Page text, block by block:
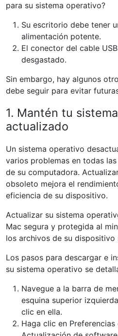
para su sistema operativo?
Su escritorio debe tener
alimentación potente.
El conector del cable
desgastado.
Sin embargo, hay algunos
debe seguir para evitar
1. Mantén tu
actualizado
Un sistema operativo
varios problemas en todas
de su computadora.
obsoleto mejora el
eficiencia de su dispositivo.
Actualizar su sistema
Mac segura y protegida al
los archivos de su dispositivo
Los pasos para descargar e
su sistema operativo se
Navegue a la barra de
esquina superior
clic en ella.
Haga clic en